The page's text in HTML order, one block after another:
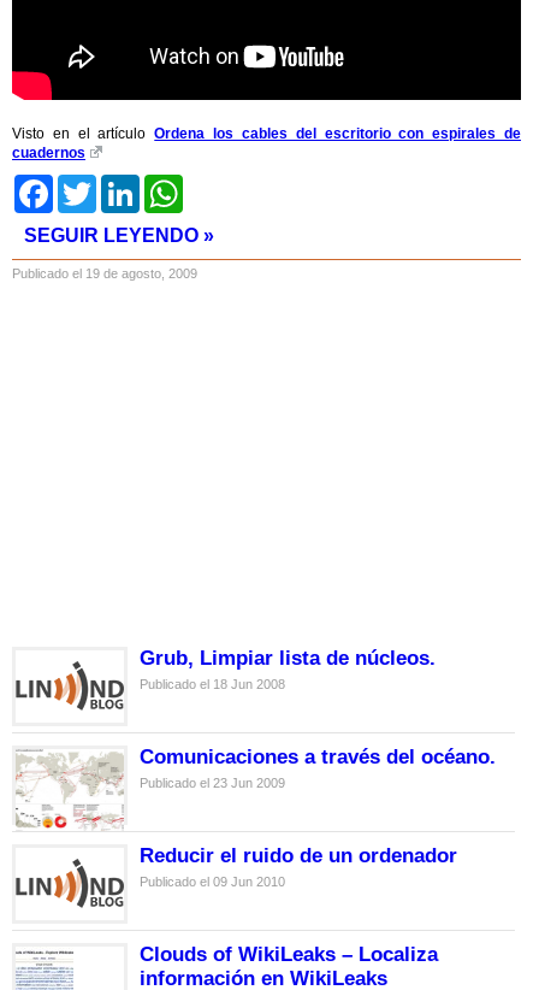
Visto en el artículoOrdena los cables del escritorio con espirales de
cuadernos
FacebookTwitter LinkedIn
SEGUIR LEYENDO »
Publicado el 19 de agosto, 2009
Grub, Limpiar lista de núcleos.
Publicado el 18 Jun 2008
Comunicaciones a través del océano.
Publicado el 23 Jun 2009
Reducir el ruido de un ordenador
Publicado el 09 Jun 2010
Clouds of WikiLeaks – Localiza
información en WikiLeaks